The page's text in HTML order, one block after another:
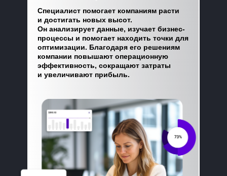
Специалист помогает компаниям расти
и достигать новых высот.
Он анализирует данные, изучает бизнес-
процессы и помогает находить точки для
оптимизации. Благодаря его решениям
компании повышают операционную
эффективность, сокращают затраты
и увеличивают прибыль.